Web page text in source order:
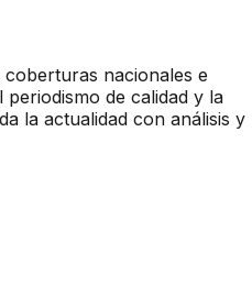
nacionales e
de calidad y la
la actualidad con análisis y